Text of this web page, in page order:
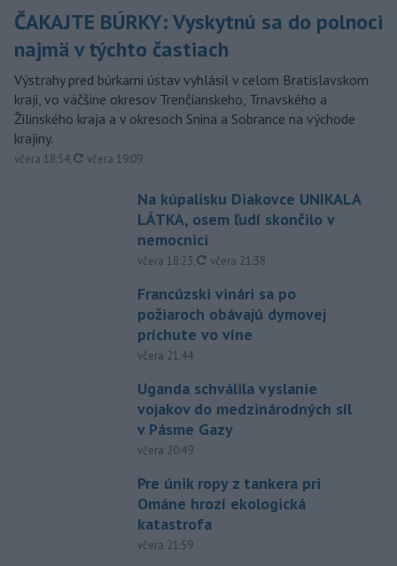
ČAKAJTE BÚRKY: Vyskytnú sa do polnoci
najmä v týchto častiach
Výstrahy pred búrkami ústav vyhlásil v celom Bratislavskom
kraji, vo väčšine okresov Trenčianskeho, Trnavského a
Žilinského kraja a v okresoch Snina a Sobrance na východe
krajiny.
včera 18:54, aktualizované
včera 19:09
Na kúpalisku Diakovce UNIKALA
LÁTKA, osem ľudí skončilo v
nemocnici
včera 18:23, aktualizované
včera 21:38
Francúzski vinári sa po
požiaroch obávajú dymovej
príchute vo víne
včera 21:44
Uganda schválila vyslanie
vojakov do medzinárodných síl
v Pásme Gazy
včera 20:49
Pre únik ropy z tankera pri
Ománe hrozí ekologická
katastrofa
včera 21:59